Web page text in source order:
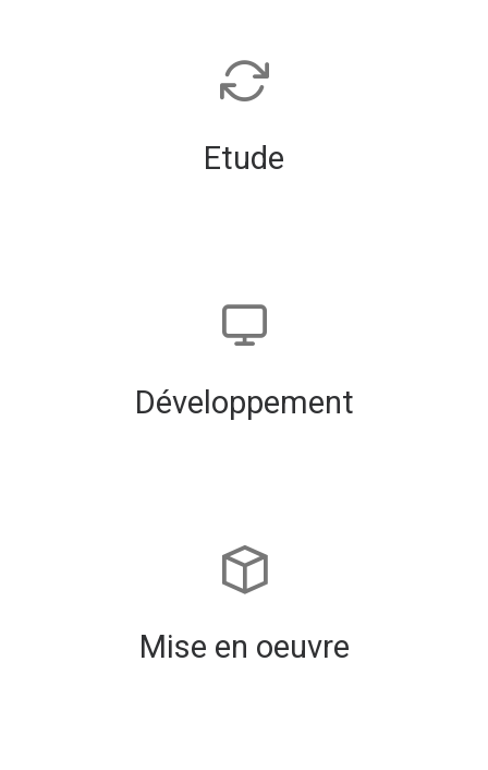
Etude
Développement
Mise en oeuvre